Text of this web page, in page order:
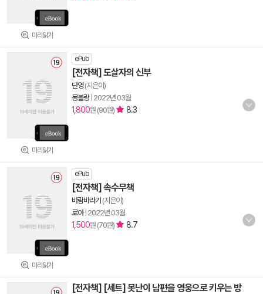
미리읽기
미리읽기
ePub
[전자책] 도살자의 신부
단영(지은이)
몽블랑| 2022년 03월
1,800원 (90원) 8.3
미리읽기
ePub
[전자책] 속수무책
바람바라기 (지은이)
로아| 2022년 03월
1,500원 (70원) 8.7
[전자책] [세트] 못난이 남편을 영웅으로 키우는 방